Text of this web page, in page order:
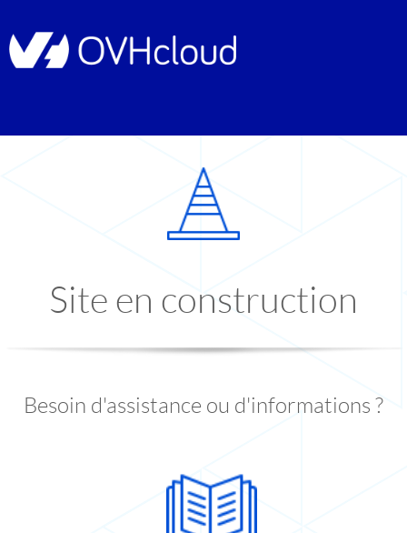
Site en construction
Besoin d'assistance ou d'informations ?